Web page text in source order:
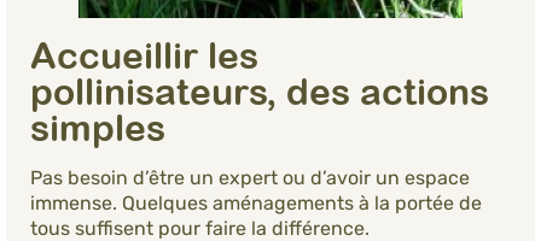
Accueillir les
pollinisateurs, des actions
simples
Pas besoin d’être un expert ou d’avoir un espace
immense. Quelques aménagements à la portée de
tous suffisent pour faire la différence.